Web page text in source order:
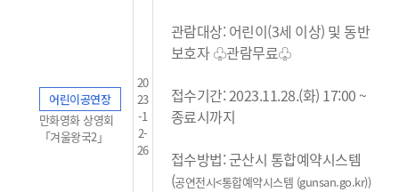
어린이공연장
만화영화 상영회
「겨울왕국2」
20
23
-1
2-
26
관람대상: 어린이(3세 이상) 및 동반
보호자 ♧관람무료♧
접수기간: 2023.11.28.(화) 17:00 ~
종료시까지
접수방법: 군산시 통합예약시스템
(공연전시<통합예약시스템 (gunsan.go.kr))